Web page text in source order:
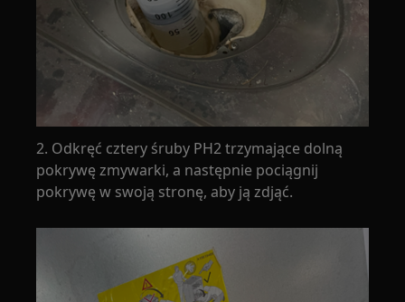
2. Odkręć cztery śruby PH2 trzymające dolną
pokrywę zmywarki, a następnie pociągnij
pokrywę w swoją stronę, aby ją zdjąć.